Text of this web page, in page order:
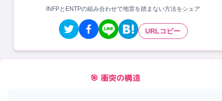
INFPとENTPの組み合わせで地雷を踏まない方法をシェア
URLコピー
🎯 衝突の構造